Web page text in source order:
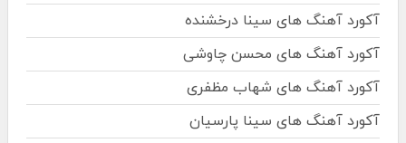
آکورد آهنگ های سینا درخشنده
آکورد آهنگ های محسن چاوشی
آکورد آهنگ های شهاب مظفری
آکورد آهنگ های سینا پارسیان